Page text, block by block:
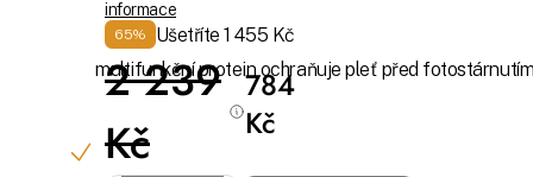
informace
65% Ušetříte 1 455 Kč
2 239
Kč
784
Kč
multifunkční protein ochraňuje pleť před